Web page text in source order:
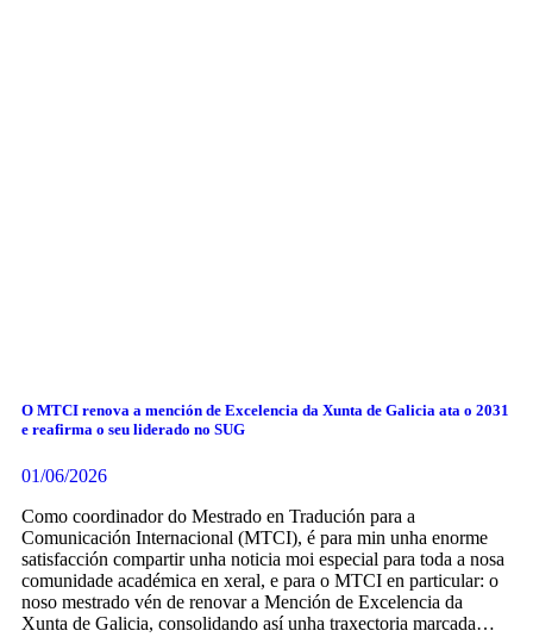
O MTCI renova a mención de Excelencia da Xunta de Galicia ata o 2031
e reafirma o seu liderado no SUG
01/06/2026
Como coordinador do Mestrado en Tradución para a
Comunicación Internacional (MTCI), é para min unha enorme
satisfacción compartir unha noticia moi especial para toda a nosa
comunidade académica en xeral, e para o MTCI en particular: o
noso mestrado vén de renovar a Mención de Excelencia da
Xunta de Galicia, consolidando así unha traxectoria marcada…